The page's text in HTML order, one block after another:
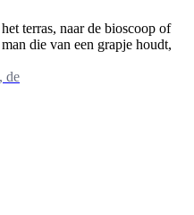
terras, naar de bioscoop of
die van een grapje houdt,
de